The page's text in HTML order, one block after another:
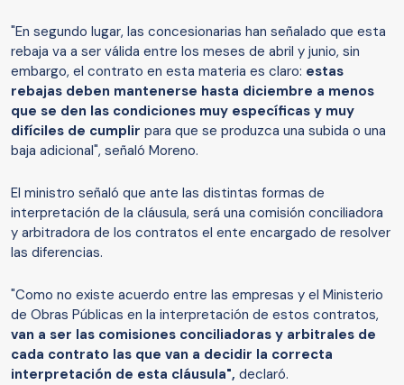
"En segundo lugar, las concesionarias han señalado que esta
rebaja va a ser válida entre los meses de abril y junio, sin
embargo, el contrato en esta materia es claro: estas
rebajas deben mantenerse hasta diciembre a menos
que se den las condiciones muy específicas y muy
difíciles de cumplir para que se produzca una subida o una
baja adicional", señaló Moreno.
El ministro señaló que ante las distintas formas de
interpretación de la cláusula, será una comisión conciliadora
y arbitradora de los contratos el ente encargado de resolver
las diferencias.
"Como no existe acuerdo entre las empresas y el Ministerio
de Obras Públicas en la interpretación de estos contratos,
van a ser las comisiones conciliadoras y arbitrales de
cada contrato las que van a decidir la correcta
interpretación de esta cláusula", declaró.